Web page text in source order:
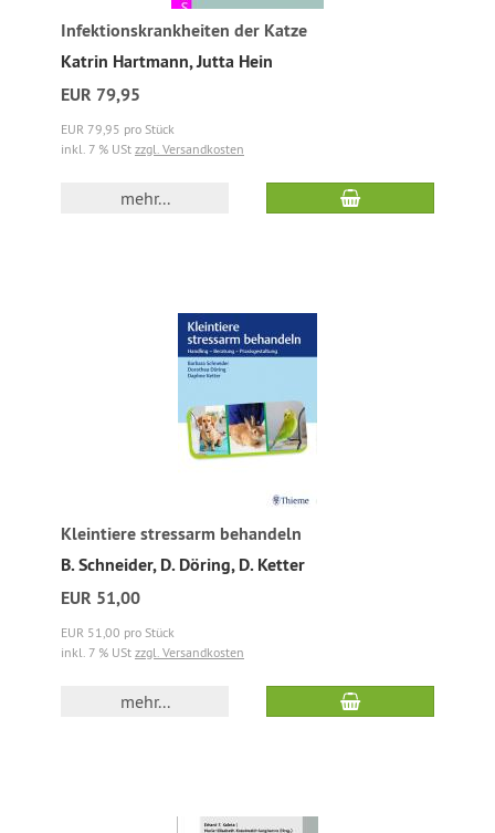
Infektionskrankheiten der Katze
Katrin Hartmann, Jutta Hein
EUR 79,95
EUR 79,95 pro Stück
inkl. 7 % USt zzgl. Versandkosten
mehr...
Kleintiere stressarm behandeln
B. Schneider, D. Döring, D. Ketter
EUR 51,00
EUR 51,00 pro Stück
inkl. 7 % USt zzgl. Versandkosten
mehr...